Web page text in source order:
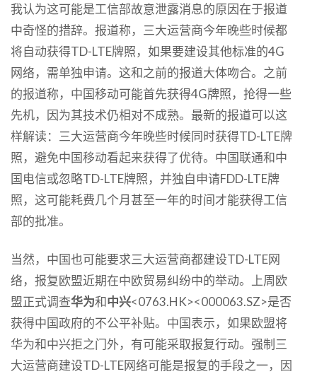
我认为这可能是工信部故意泄露消息的原因在于报道
中奇怪的措辞。报道称，三大运营商今年晚些时候都
将自动获得TD-LTE牌照，如果要建设其他标准的4G
网络，需单独申请。这和之前的报道大体吻合。之前
的报道称，中国移动可能首先获得4G牌照，抢得一些
先机，因为其技术仍相对不成熟。最新的报道可以这
样解读：三大运营商今年晚些时候同时获得TD-LTE牌
照，避免中国移动看起来获得了优待。中国联通和中
国电信或忽略TD-LTE牌照，并独自申请FDD-LTE牌
照，这可能耗费几个月甚至一年的时间才能获得工信
部的批准。
当然，中国也可能要求三大运营商都建设TD-LTE网
络，报复欧盟近期在中欧贸易纠纷中的举动。上周欧
盟正式调查华为和中兴<0763.HK><000063.SZ>是否
获得中国政府的不公平补贴。中国表示，如果欧盟将
华为和中兴拒之门外，有可能采取报复行动。强制三
大运营商建设TD-LTE网络可能是报复的手段之一，因